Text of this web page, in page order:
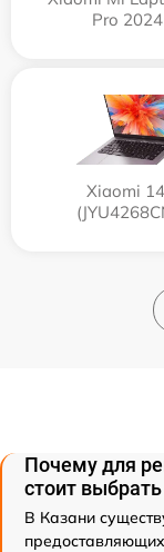
Pro 2024
Xiaomi
Почему для
стоит
В Казани